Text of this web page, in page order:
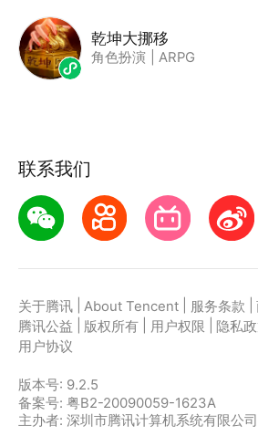
乾坤大挪移
角色扮演 ARPG
联系我们
关于腾讯 About Tencent 服务条款
腾讯公益
版权所有 用户权限 隐私
用户协议
版本号: 9.2.5
备案号: 粤B2-20090059-1623A
主办者: 深圳市腾讯计算机系统有限公司